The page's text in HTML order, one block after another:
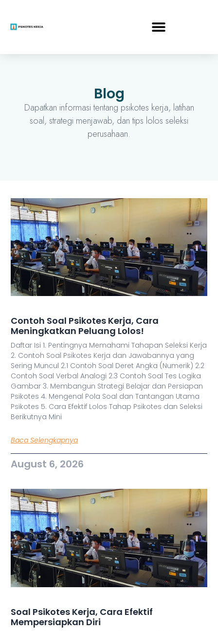
Blog
Dapatkan informasi tentang psikotes kerja, latihan
soal, strategi menjawab, dan tips lolos seleksi
perusahaan.
Contoh Soal Psikotes Kerja, Cara
Meningkatkan Peluang Lolos!
Daftar Isi 1. Pentingnya Memahami Tahapan Seleksi Kerja
2. Contoh Soal Psikotes Kerja dan Jawabannya yang
Sering Muncul 2.1 Contoh Soal Deret Angka (Numerik) 2.2
Contoh Soal Verbal Analogi 2.3 Contoh Soal Tes Logika
Gambar 3. Membangun Strategi Belajar dan Persiapan
Psikotes 4. Mengenal Pola Soal dan Tantangan Utama
Psikotes 5. Cara Efektif Lolos Tahap Psikotes dan Seleksi
Berikutnya Mini
Baca Selengkapnya
August 6, 2026
Soal Psikotes Kerja, Cara Efektif
Mempersiapkan Diri